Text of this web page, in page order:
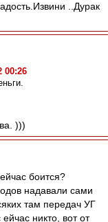
..Дурак
00:26
)))
боится?
надавали сами
там передач УГ
никто, вот от